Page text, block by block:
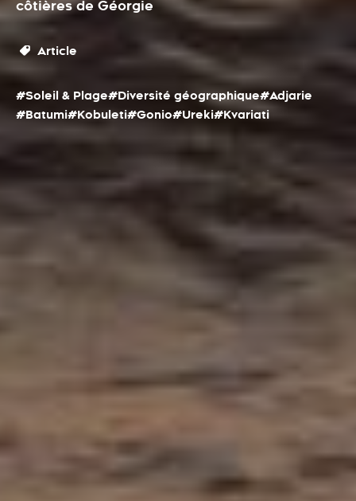
côtières de Géorgie
Article
#Soleil & Plage#Diversité géographique#Adjarie
#Batumi#Kobuleti#Gonio#Ureki#Kvariati